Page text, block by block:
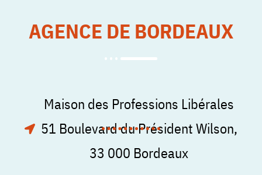
AGENCE DE BORDEAUX
Maison des Professions Libérales
51 Boulevard du Président Wilson,
33 000 Bordeaux